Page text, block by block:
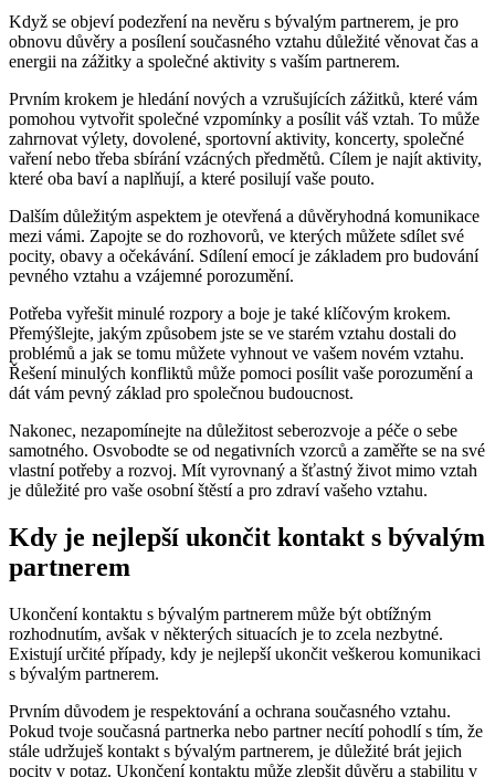
Když se objeví podezření na nevěru s bývalým partnerem, je pro
obnovu důvěry a posílení současného vztahu důležité věnovat čas a
energii na zážitky a společné aktivity s vaším partnerem.
Prvním krokem je hledání nových a vzrušujících zážitků, které vám
pomohou vytvořit společné vzpomínky a posílit váš vztah. To může
zahrnovat výlety, dovolené, sportovní aktivity, koncerty, společné
vaření nebo třeba sbírání vzácných předmětů. Cílem je najít aktivity,
které oba baví a naplňují, a které posilují vaše pouto.
Dalším důležitým aspektem je otevřená a důvěryhodná komunikace
mezi vámi. Zapojte se do rozhovorů, ve kterých můžete sdílet své
pocity, obavy a očekávání. Sdílení emocí je základem pro budování
pevného vztahu a vzájemné porozumění.
Potřeba vyřešit minulé rozpory a boje je také klíčovým krokem.
Přemýšlejte, jakým způsobem jste se ve starém vztahu dostali do
problémů a jak se tomu můžete vyhnout ve vašem novém vztahu.
Řešení minulých konfliktů může pomoci posílit vaše porozumění a
dát vám pevný základ pro společnou budoucnost.
Nakonec, nezapomínejte na důležitost seberozvoje a péče o sebe
samotného. Osvobodte se od negativních vzorců a zaměřte se na své
vlastní potřeby a rozvoj. Mít vyrovnaný a šťastný život mimo vztah
je důležité pro vaše osobní štěstí a pro zdraví vašeho vztahu.
Kdy je nejlepší ukončit kontakt s bývalým
partnerem
Ukončení kontaktu s bývalým partnerem může být obtížným
rozhodnutím, avšak v některých situacích je to zcela nezbytné.
Existují určité případy, kdy je nejlepší ukončit veškerou komunikaci
s bývalým partnerem.
Prvním důvodem je respektování a ochrana současného vztahu.
Pokud tvoje současná partnerka nebo partner necítí pohodlí s tím, že
stále udržuješ kontakt s bývalým partnerem, je důležité brát jejich
pocity v potaz. Ukončení kontaktu může zlepšit důvěru a stabilitu v